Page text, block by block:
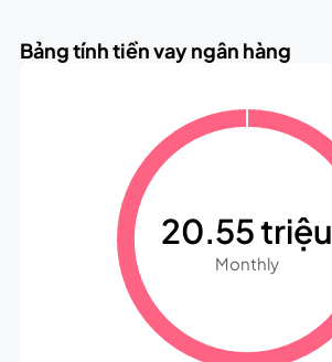
Bảng tính tiền vay ngân hàng
20.55 triệu
Monthly